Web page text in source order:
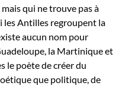
qui ne trouve pas à
les Antilles regroupent la
aucun nom pour
la Martinique et
le poète de créer du
que politique, de